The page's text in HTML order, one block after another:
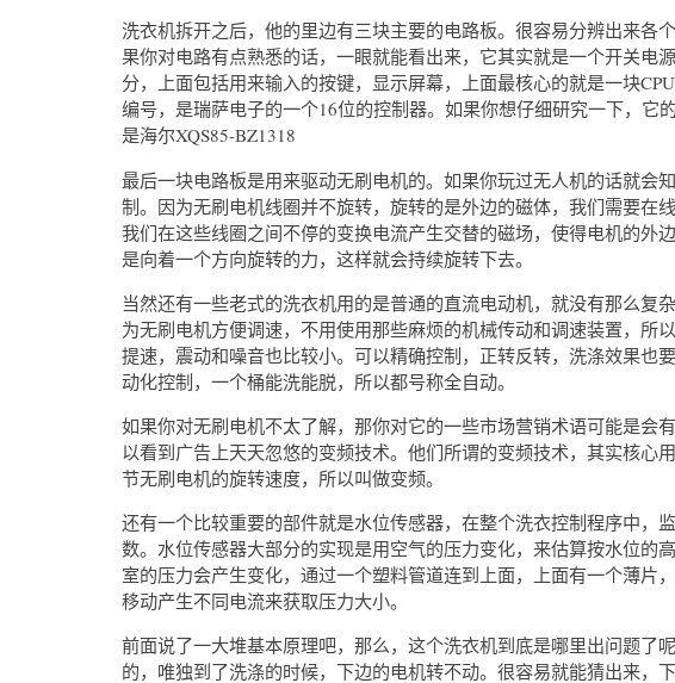
洗衣机拆开之后，他的里边有三块主要的电路板。很容易分辨出来各
果你对电路有点熟悉的话，一眼就能看出来，它其实就是一个开关电
分，上面包括用来输入的按键，显示屏幕，上面最核心的就是一块
编号，是瑞萨电子的一个16位的控制器。如果你想仔细研究一下，它
是海尔XQS85-BZ1318
最后一块电路板是用来驱动无刷电机的。如果你玩过无人机的话就会
制。因为无刷电机线圈并不旋转，旋转的是外边的磁体，我们需要在
我们在这些线圈之间不停的变换电流产生交替的磁场，使得电机的外
是向着一个方向旋转的力，这样就会持续旋转下去。
当然还有一些老式的洗衣机用的是普通的直流电动机，就没有那么复
为无刷电机方便调速，不用使用那些麻烦的机械传动和调速装置，所
提速，震动和噪音也比较小。可以精确控制，正转反转，洗涤效果也
动化控制，一个桶能洗能脱，所以都号称全自动。
如果你对无刷电机不太了解，那你对它的一些市场营销术语可能是会
以看到广告上天天忽悠的变频技术。他们所谓的变频技术，其实核心
节无刷电机的旋转速度，所以叫做变频。
还有一个比较重要的部件就是水位传感器，在整个洗衣控制程序中，
数。水位传感器大部分的实现是用空气的压力变化，来估算按水位的
室的压力会产生变化，通过一个塑料管道连到上面，上面有一个薄片
移动产生不同电流来获取压力大小。
前面说了一大堆基本原理吧，那么，这个洗衣机到底是哪里出问题了
的，唯独到了洗涤的时候，下边的电机转不动。很容易就能猜出来，